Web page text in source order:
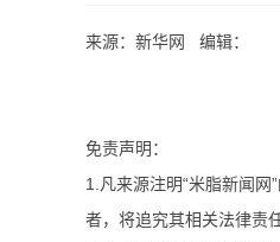
来源：新华网 编辑：
免责声明：
1.凡来源注明“米脂新闻网
者，将追究其相关法律责任